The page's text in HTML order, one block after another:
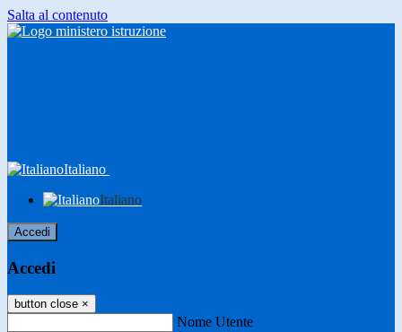
Salta al contenuto
Italiano
Italiano
Accedi
Accedi
button close ×
Nome Utente